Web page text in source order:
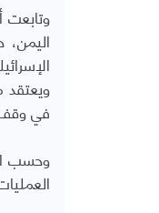
وتابعت
ويعتقد
في وقف
وحسب